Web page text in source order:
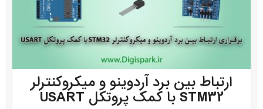
ارتباط بین برد آردوینو و میکروکنترلر
STM32 با کمک پروتکل USART